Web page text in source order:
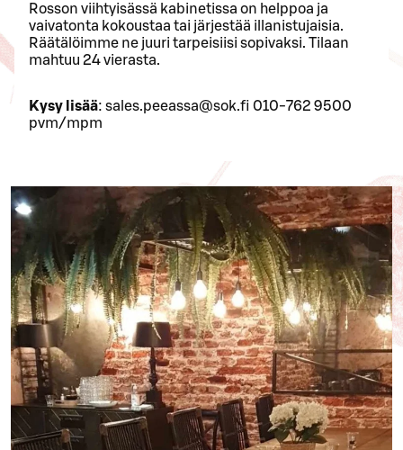
Rosson viihtyisässä kabinetissa on helppoa ja
vaivatonta kokoustaa tai järjestää illanistujaisia.
Räätälöimme ne juuri tarpeisiisi sopivaksi. Tilaan
mahtuu 24 vierasta.
Kysy lisää: sales.peeassa@sok.fi 010-762 9500
pvm/mpm